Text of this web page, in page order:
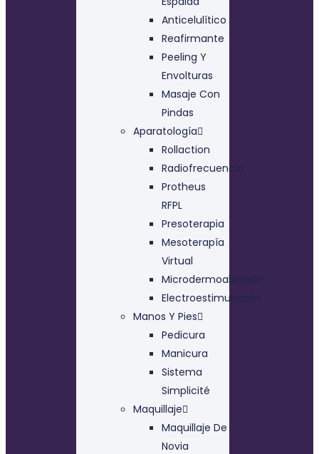
Anticelulítico
Reafirmante
Peeling Y
Envolturas
Masaje Con
Pindas
Aparatología
Rollaction
Radiofrecuencia
Protheus
RFPL
Presoterapia
Mesoterapía
Virtual
Microdermoabrasión
Electroestimulación
Manos Y Pies
Pedicura
Manicura
Sistema
Simplicité
Maquillaje
Maquillaje De
Novia